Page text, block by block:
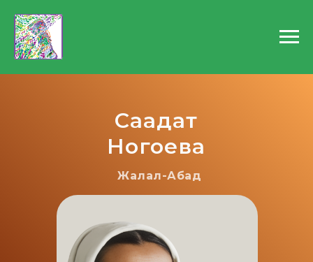
Саадат
Ногоева
Жалал-Абад